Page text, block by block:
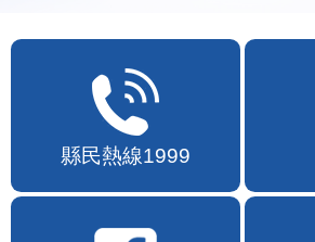
縣民熱線1999